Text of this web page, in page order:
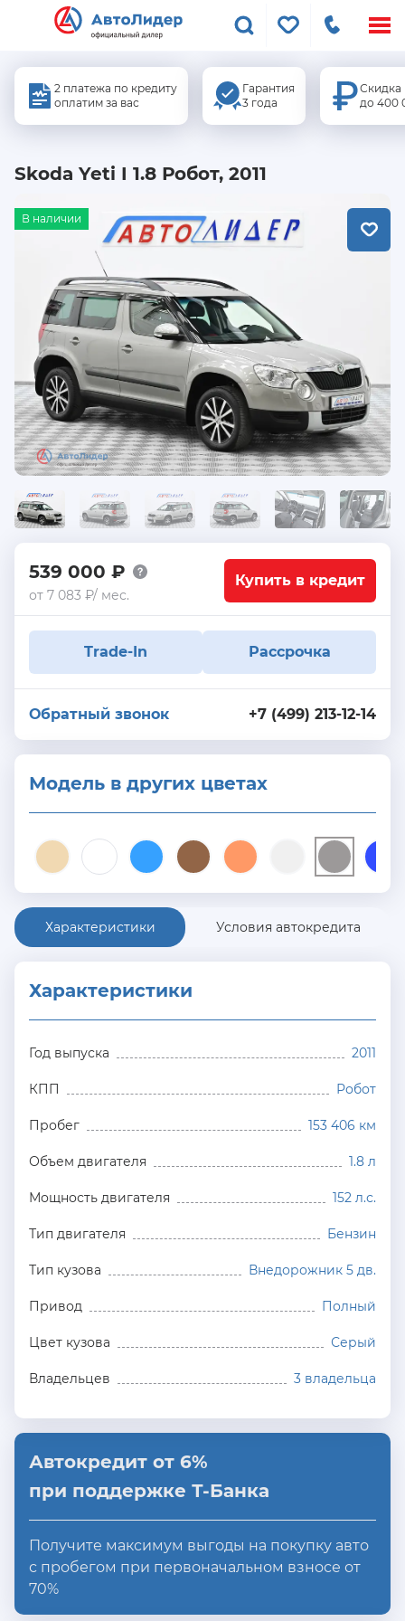
2 платежа по кредиту
оплатим за вас
Гарантия
3 года
Скидка
до 400
Skoda Yeti I 1.8 Робот, 2011
В наличии
539 000 ₽
от 7 083 ₽/ мес.
Купить в кредит
Trade-In Рассрочка
+7 (499) 213-12-14
Обратный звонок
Модель в других цветах
Характеристики Условия автокредита
Характеристики
Год выпуска 2011
КПП Робот
Пробег 153 406 км
Объем двигателя 1.8 л
Мощность двигателя 152 л.с.
Тип двигателя Бензин
Тип кузова Внедорожник 5 дв.
Привод Полный
Цвет кузова Серый
Владельцев 3 владельца
Автокредит от 6%
при поддержке Т-Банка
Получите максимум выгоды на покупку авто
с пробегом при первоначальном взносе от
70%